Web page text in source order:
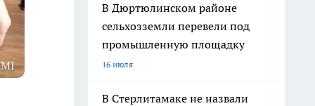
В Дюртюлинском районе
сельхозземли перевели под
промышленную площадку
16 июля
В Стерлитамаке не назвали